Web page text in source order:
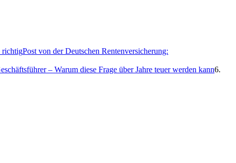
Post von der Deutschen Rentenversicherung:
– Warum diese Frage über Jahre teuer werden kann6.